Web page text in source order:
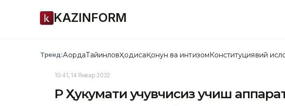
KAZINFORM
Тренд:АқордаТайинловҲодисаҚонун ва интизомКонституциявий
10:41, 14 Январ 2022
ҚР Ҳукумати учувчисиз учиш